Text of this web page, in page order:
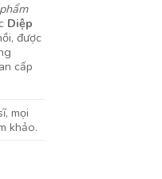
Diệp
được
cấp
mọi
khảo.